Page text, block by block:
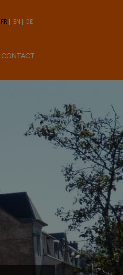
FR | EN | DE
CONTACT